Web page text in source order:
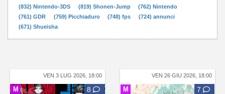
(832) Nintendo-3DS
(819) Shonen-Jump
(762) Nintendo
(761) GDR
(759) Picchiaduro (748) fps
(724) annunci
(671) Shueisha
VEN 3 LUG 2026, 18:00
M 8
VEN 26 GIU 2026, 18:00
M 7